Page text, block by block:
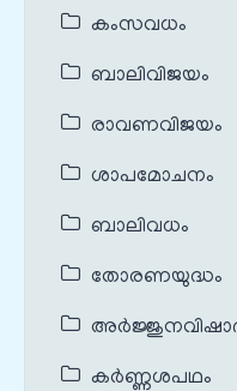
കംസവധം
ബാലിവിജയം
രാവണവിജയം
ശാപമോചനം
ബാലിവധം
തോരണയുദ്ധം
കർണ്ണശപഥം